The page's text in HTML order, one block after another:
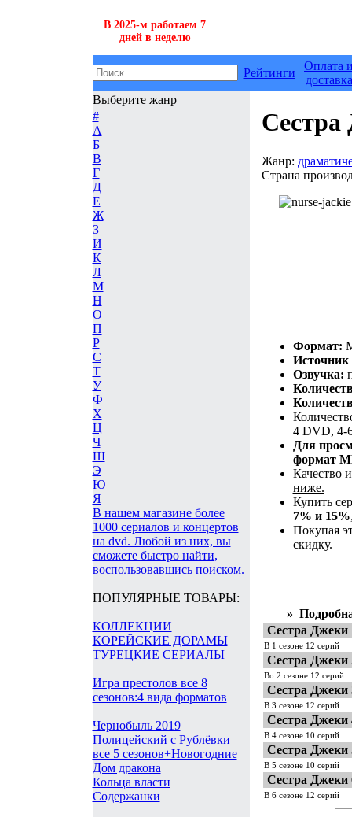
В 2025-м работаем 7
дней в неделю
Рейтинги
Оплата
доставка
Выберите жанр
#
А
Б
В
Г
Д
Е
Ж
З
И
К
Л
М
Н
О
П
Р
С
Т
У
Ф
Х
Ц
Ч
Ш
Э
Ю
Я
В нашем магазине более
1000 сериалов и концертов
на dvd. Любой из них, вы
сможете быстро найти,
воспользовавшись поиском.
ПОПУЛЯРНЫЕ ТОВАРЫ:
КОЛЛЕКЦИИ
КОРЕЙСКИЕ ДОРАМЫ
ТУРЕЦКИЕ СЕРИАЛЫ
Игра престолов все 8
сезонов:4 вида форматов
Чернобыль 2019
Полицейский с Рублёвки
все 5 сезонов+Новогодние
Дом дракона
Кольца власти
Содержанки
Жанр:
Страна
Формат:
Источник
Озвучка:
4 DVD, 4-
Для
формат
Качество
ниже.
Купить
7% и 15%
Покупая
скидку.
»
Сестра Джеки
В 1 сезоне 12 серий
Сестра Джеки
Во 2 сезоне 12 серий
Сестра Джеки
В 3 сезоне 12 серий
Сестра Джеки
В 4 сезоне 10 серий
Сестра Джеки
В 5 сезоне 10 серий
Сестра Джеки
В 6 сезоне 12 серий